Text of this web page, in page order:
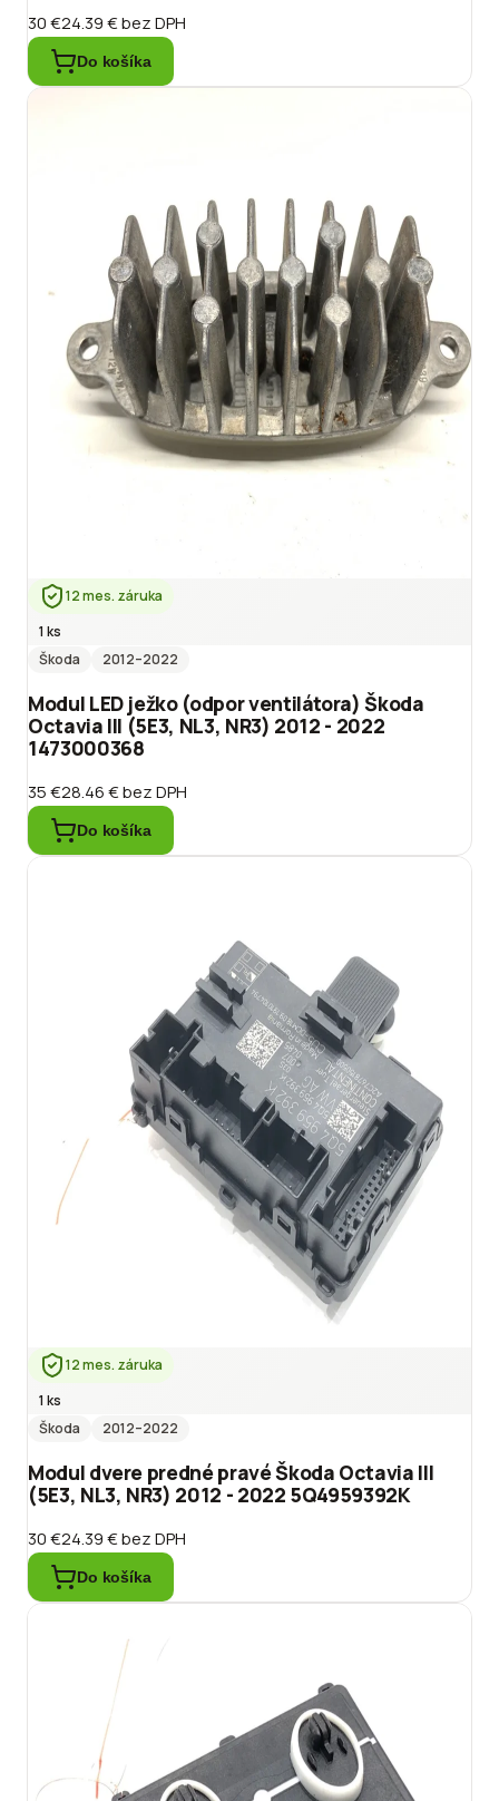
30 €24.39 €bez DPH
Do košíka
12 mes. záruka
1 ks
Škoda
2012–2022
Modul LED ježko (odpor ventilátora) Škoda
Octavia III (5E3, NL3, NR3) 2012 - 2022
1473000368
35 €28.46 €bez DPH
Do košíka
12 mes. záruka
1 ks
Škoda
2012–2022
Modul dvere predné pravé Škoda Octavia III
(5E3, NL3, NR3) 2012 - 2022 5Q4959392K
30 €24.39 €bez DPH
Do košíka